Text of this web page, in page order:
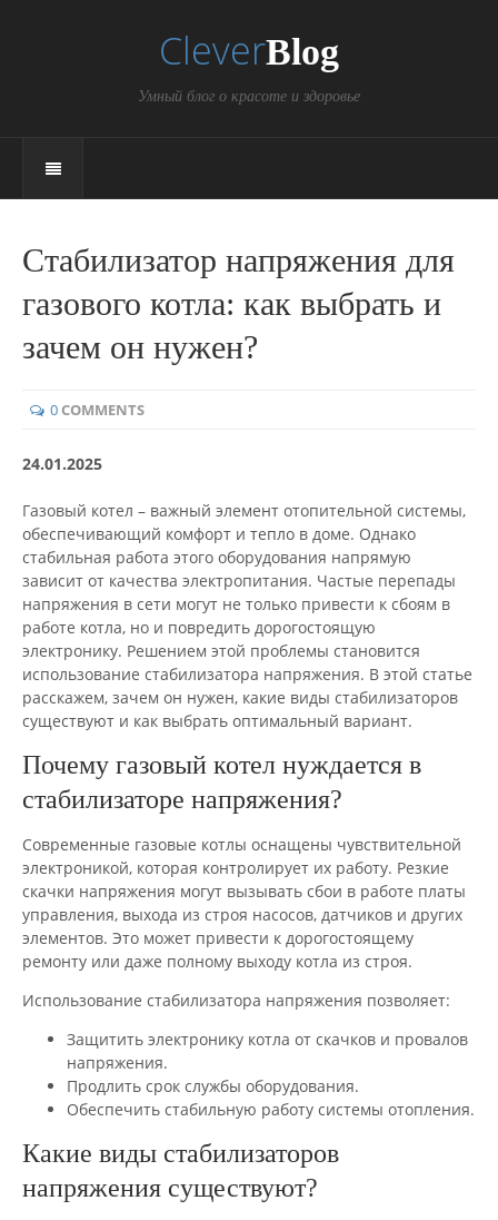
CleverBlog
Умный блог о красоте и здоровье
Стабилизатор напряжения для
газового котла: как выбрать и
зачем он нужен?
0 COMMENTS
24.01.2025
Газовый котел – важный элемент отопительной системы,
обеспечивающий комфорт и тепло в доме. Однако
стабильная работа этого оборудования напрямую
зависит от качества электропитания. Частые перепады
напряжения в сети могут не только привести к сбоям в
работе котла, но и повредить дорогостоящую
электронику. Решением этой проблемы становится
использование стабилизатора напряжения. В этой статье
расскажем, зачем он нужен, какие виды стабилизаторов
существуют и как выбрать оптимальный вариант.
Почему газовый котел нуждается в
стабилизаторе напряжения?
Современные газовые котлы оснащены чувствительной
электроникой, которая контролирует их работу. Резкие
скачки напряжения могут вызывать сбои в работе платы
управления, выхода из строя насосов, датчиков и других
элементов. Это может привести к дорогостоящему
ремонту или даже полному выходу котла из строя.
Использование стабилизатора напряжения позволяет:
Защитить электронику котла от скачков и провалов
напряжения.
Продлить срок службы оборудования.
Обеспечить стабильную работу системы отопления.
Какие виды стабилизаторов
напряжения существуют?